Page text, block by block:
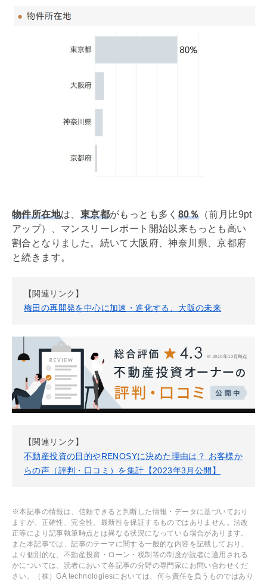
物件所在地は、 東京都がもっとも多く 80％ （前月比9pt
アップ）、マンスリーレポート開始以来もっとも高い
割合となりました。続いて大阪府、神奈川県、京都府
と続きます。
【関連リンク】
梅田の再開発を中心に加速・進化する、大阪の未来
【関連リンク】
不動産投資の目的やRENOSYに決めた理由は？ お客様か
らの声（評判・口コミ）を集計【2023年3月公開】
※本記事の情報は、信頼できると判断した情報・データに基づいており
ますが、正確性、完全性、最新性を保証するものではありません。法改
正等により記事執筆時点とは異なる状況になっている場合があります。
また本記事では、記事のテーマに関する一般的な内容を記載しており、
より個別的な、不動産投資・ローン・税制等の制度が読者に適用される
かについては、読者において各記事の分野の専門家にお問い合わせくだ
さい。（株）GA technologiesにおいては、何ら責任を負うものではあり